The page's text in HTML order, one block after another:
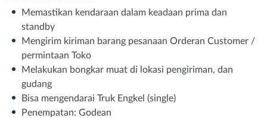
Memastikan kendaraan dalam keadaan prima dan
standby
Mengirim kiriman barang pesanaan Orderan Customer /
permintaan Toko
Melakukan bongkar muat di lokasi pengiriman, dan
gudang
Bisa mengendarai Truk Engkel (single)
Penempatan: Godean